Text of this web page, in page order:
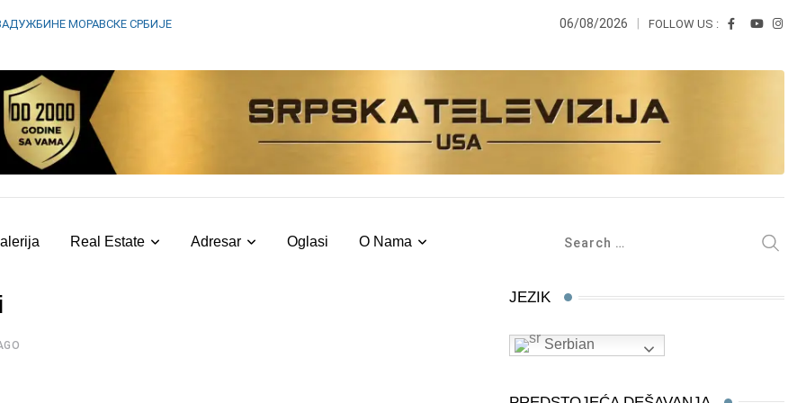
МОРАВСКЕ СРБИЈЕ 06/08/2026 FOLLOW US :
Real Estate Adresar Oglasi O Nama
JEZIK
Serbian